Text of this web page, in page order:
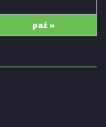
paź »